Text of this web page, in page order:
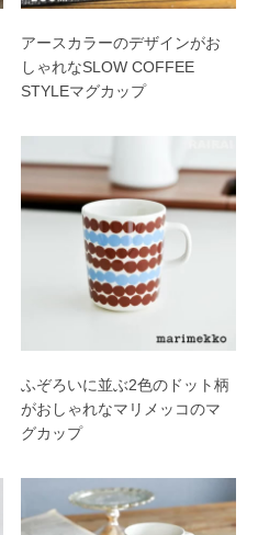
アースカラーのデザインがお
しゃれなSLOW COFFEE
STYLEマグカップ
ふぞろいに並ぶ2色のドット柄
がおしゃれなマリメッコのマ
グカップ